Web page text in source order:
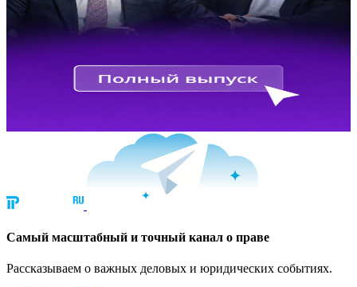
Cамый масштабный и точный канал о праве
Рассказываем о важных деловых и юридических событиях.